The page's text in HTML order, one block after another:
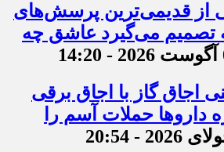
از قدیمی‌ترین پرسش‌های
تصمیم می‌گیرد عاشق چه
اجاق گاز با اجاق برقی
داروها حملات آسم را